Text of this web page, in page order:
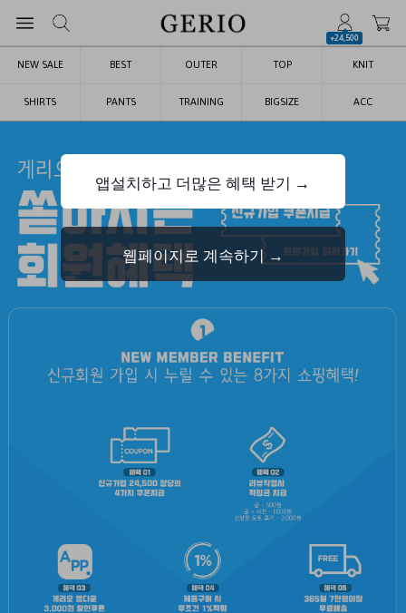
+24,500
NEW SALE BEST OUTER TOP KNIT
SHIRTS PANTS TRAINING BIGSIZE ACC
앱설치하고 더많은 혜택 받기 →
웹페이지로 계속하기 →